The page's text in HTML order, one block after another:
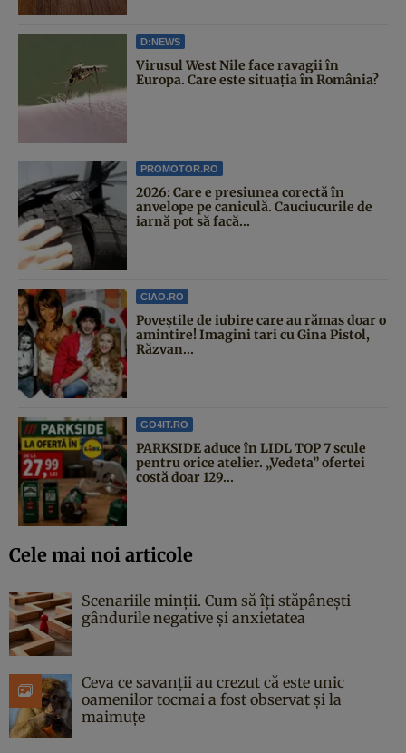
D:NEWS
Virusul West Nile face ravagii în
Europa. Care este situația în România?
PROMOTOR.RO
2026: Care e presiunea corectă în
anvelope pe caniculă. Cauciucurile de
iarnă pot să facă...
CIAO.RO
Poveştile de iubire care au rămas doar o
amintire! Imagini tari cu Gina Pistol,
Răzvan...
GO4IT.RO
PARKSIDE aduce în LIDL TOP 7 scule
pentru orice atelier. „Vedeta” ofertei
costă doar 129...
Cele mai noi articole
Scenariile minții. Cum să îți stăpânești
gândurile negative și anxietatea
Ceva ce savanții au crezut că este unic
oamenilor tocmai a fost observat și la
maimuțe